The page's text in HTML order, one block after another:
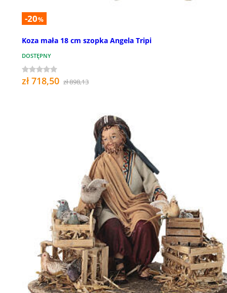
-20%
Koza mała 18 cm szopka Angela Tripi
DOSTĘPNY
zł 718,50 zł 898,13